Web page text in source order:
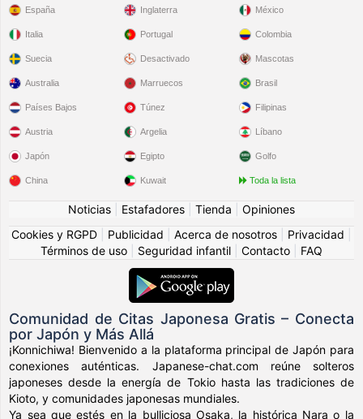
España
Italia
Suecia
Inglaterra
Portugal
Desactivado
México
Colombia
Mascotas
Australia
Países Bajos
Austria
Japón
China
Marruecos
Túnez
Argelia
Egipto
Kuwait
Brasil
Filipinas
Líbano
Golfo
Toda la lista
Noticias Estafadores Tienda
Opiniones
Cookies y RGPD
Publicidad Acerca de nosotros Privacidad
Términos de uso
Seguridad infantil Contacto FAQ
Comunidad de Citas Japonesa Gratis – Conecta
por Japón y Más Allá
¡Konnichiwa! Bienvenido a la plataforma principal de Japón para
conexiones auténticas. Japanese-chat.com reúne solteros
japoneses desde la energía de Tokio hasta las tradiciones de
Kioto, y comunidades japonesas mundiales.
Ya sea que estés en la bulliciosa Osaka, la histórica Nara o la